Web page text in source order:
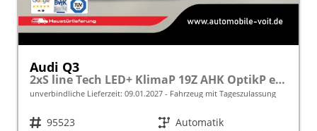
Audi Q3
2xS line Tech LED+ KlimaP 19Z AHK OptikP eHK
unverbindliche Lieferzeit: 09.01.2027 Fahrzeug mit Tageszulassung
Fahrzeugnr. 95523 Getriebe Automatik